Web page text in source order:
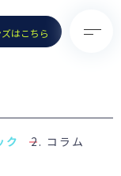
ズはこちら
女性）コラム